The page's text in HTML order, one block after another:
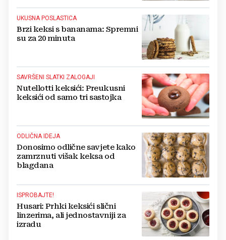
UKUSNA POSLASTICA
Brzi keksi s bananama: Spremni
su za 20 minuta
SAVRŠENI SLATKI ZALOGAJI
Nutellotti keksići: Preukusni
keksići od samo tri sastojka
ODLIČNA IDEJA
Donosimo odlične savjete kako
zamrznuti višak keksa od
blagdana
ISPROBAJTE!
Husari: Prhki keksići slični
linzerima, ali jednostavniji za
izradu